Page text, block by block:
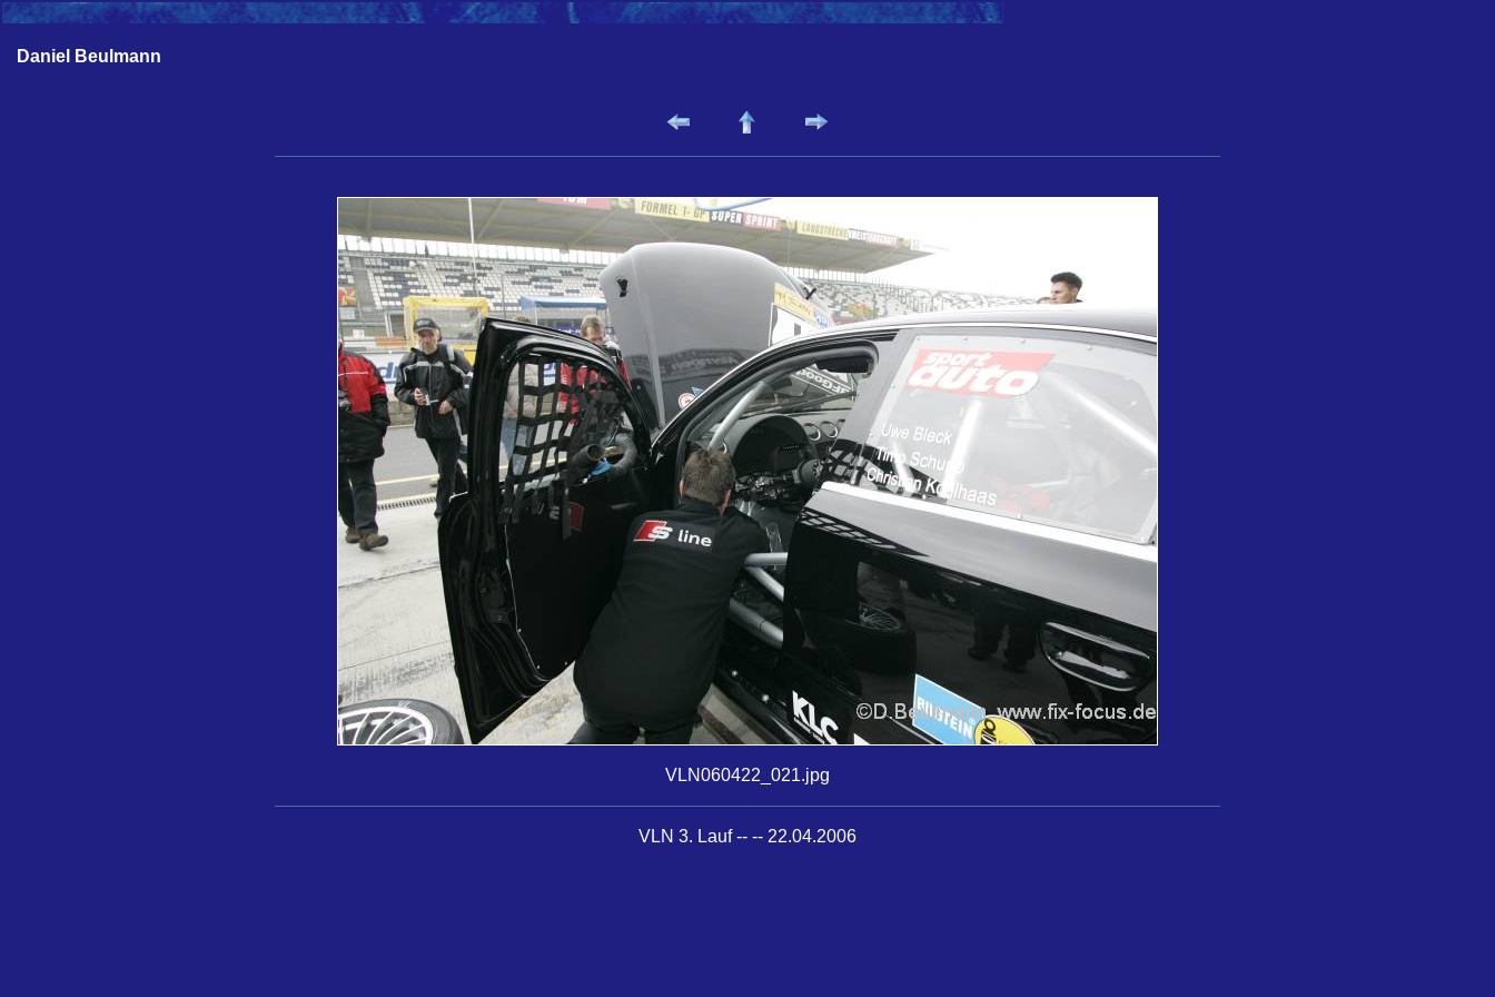
Daniel Beulmann
VLN060422_021.jpg
VLN 3. Lauf -- -- 22.04.2006